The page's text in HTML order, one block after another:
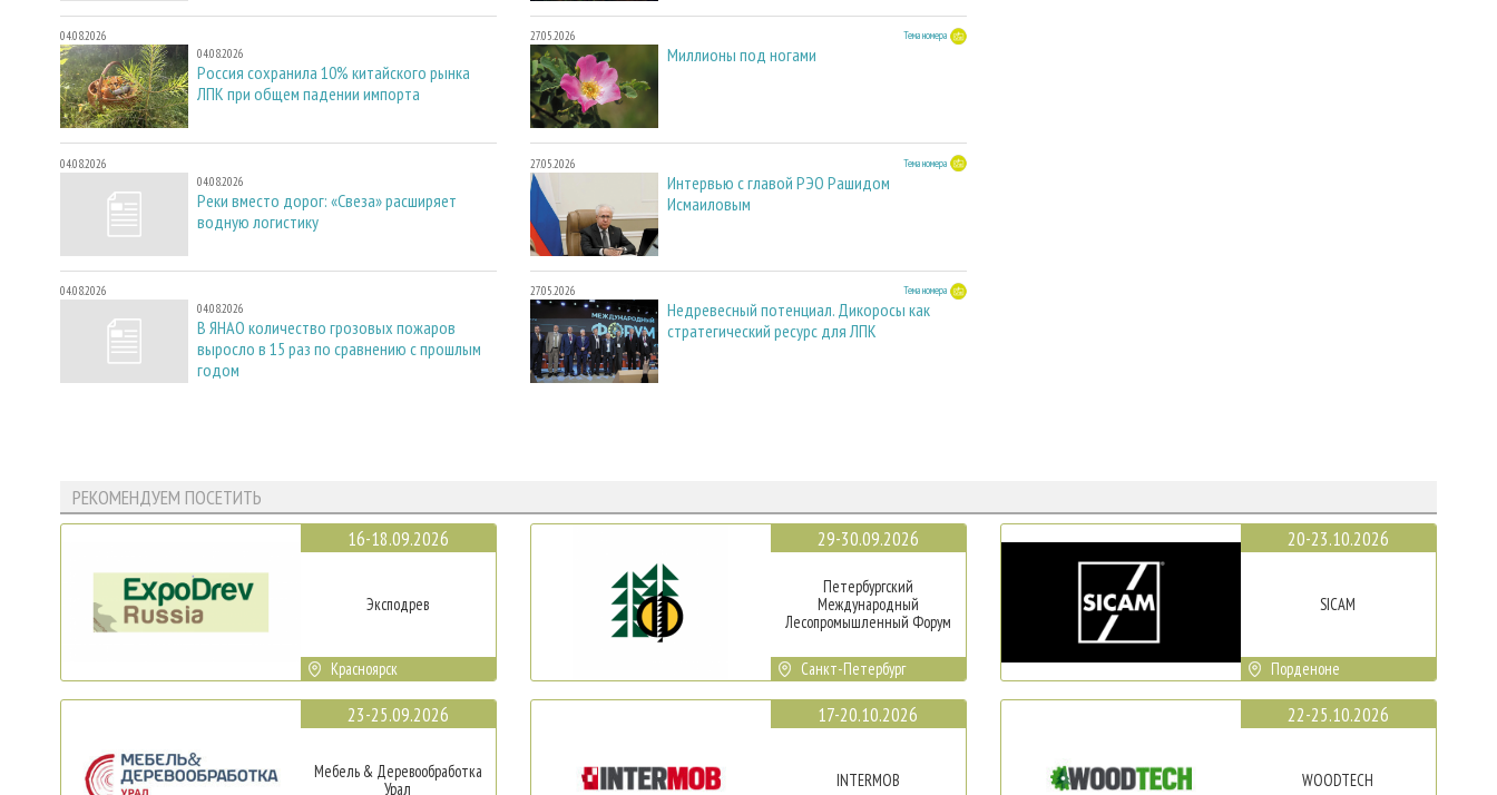
04.08.2026
04.08.2026
Россия сохранила 10% китайского рынка
ЛПК при общем падении импорта
04.08.2026
04.08.2026
Реки вместо дорог: «Свеза» расширяет
водную логистику
04.08.2026
04.08.2026
В ЯНАО количество грозовых пожаров
выросло в 15 раз по сравнению с прошлым
годом
27.05.2026 Тема номера
Миллионы под ногами
27.05.2026 Тема номера
Интервью с главой РЭО Рашидом
Исмаиловым
27.05.2026 Тема номера
Недревесный потенциал. Дикоросы как
стратегический ресурс для ЛПК
РЕКОМЕНДУЕМ ПОСЕТИТЬ
16-18.09.2026
Эксподрев
Красноярск
23-25.09.2026
Мебель & Деревообработка
Урал
29-30.09.2026
Петербургский
Международный
Лесопромышленный Форум
Санкт-Петербург
17-20.10.2026
INTERMOB
20-23.10.2026
SICAM
Порденоне
22-25.10.2026
WOODTECH